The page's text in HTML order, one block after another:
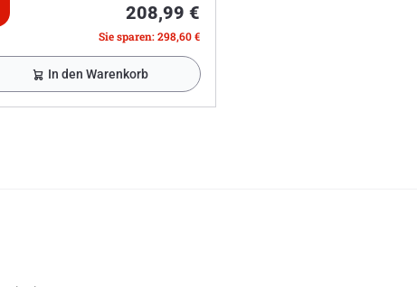
208,99 €
Sie sparen: 298,60 €
In den Warenkorb